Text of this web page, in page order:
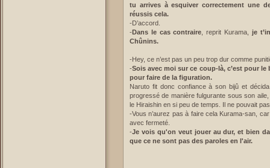
tu arrives à esquiver correctement une
réussis cela.
-D’accord.
-Dans le cas contraire , reprit Kurama, je
Chûnins.
-Hey, ce n’est pas un peu trop dur comme
-Sois avec moi sur ce coup-là, c’est pour le
pour faire de la figuration.
Naruto fit donc confiance à son bijû et
progressé de manière fulgurante sous son
le Hiraishin en si peu de temps. Il ne pouvait
-Vous n’aurez pas à faire cela Kurama-san,
avec fermeté.
-Je vois qu'on veut jouer au dur, et bien
que ce ne sont pas des paroles en l'air.